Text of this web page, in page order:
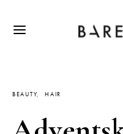
BEAUTY HAIR